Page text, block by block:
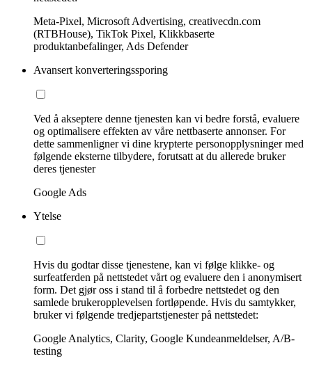
Meta-Pixel, Microsoft Advertising, creativecdn.com
(RTBHouse), TikTok Pixel, Klikkbaserte
produktanbefalinger, Ads Defender
Avansert konverteringssporing
Ved å akseptere denne tjenesten kan vi bedre forstå, evaluere
og optimalisere effekten av våre nettbaserte annonser. For
dette sammenligner vi dine krypterte personopplysninger med
følgende eksterne tilbydere, forutsatt at du allerede bruker
deres tjenester
Google Ads
Ytelse
Hvis du godtar disse tjenestene, kan vi følge klikke- og
surfeatferden på nettstedet vårt og evaluere den i anonymisert
form. Det gjør oss i stand til å forbedre nettstedet og den
samlede brukeropplevelsen fortløpende. Hvis du samtykker,
bruker vi følgende tredjepartstjenester på nettstedet:
Google Analytics, Clarity, Google Kundeanmeldelser, A/B-
testing